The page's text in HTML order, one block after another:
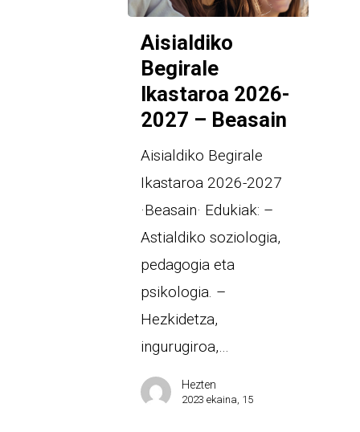
Aisialdiko
Begirale
Ikastaroa 2026-
2027 – Beasain
Aisialdiko Begirale
Ikastaroa 2026-2027
·Beasain· Edukiak: –
Astialdiko soziologia,
pedagogia eta
psikologia. –
Hezkidetza,
ingurugiroa,…
Hezten
2023 ekaina, 15